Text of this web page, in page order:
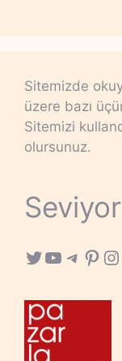
Sitemizde
üzere bazı
Sitemizi
olursunuz.
Twitter
YouTube